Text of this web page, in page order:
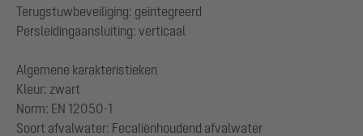
Terugstuwbeveiliging: geïntegreerd
Persleidingaansluiting: verticaal
Algemene karakteristieken
Kleur: zwart
Norm: EN 12050-1
Soort afvalwater: Fecaliënhoudend afvalwater